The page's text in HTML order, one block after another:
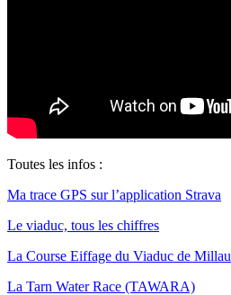
Toutes les infos :
Ma trace GPS sur l’application Strava
Le viaduc, tous les chiffres
La Course Eiffage du Viaduc de Millau
La Tarn Water Race (TAWARA)